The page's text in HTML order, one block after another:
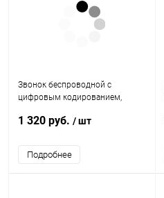
Звонок беспроводной c
цифровым кодированием,
и регулировкой громкости R
1 320 руб. / шт
Подробнее